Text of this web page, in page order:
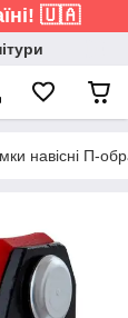
🇺🇦
навісні П-